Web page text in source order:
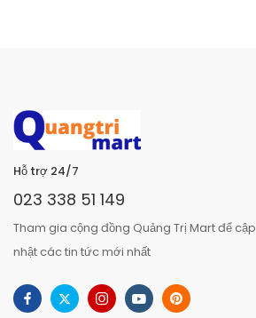
Hỗ trợ 24/7
023 338 51 149
Tham gia cộng đồng Quảng Trị Mart để cập
nhật các tin tức mới nhất